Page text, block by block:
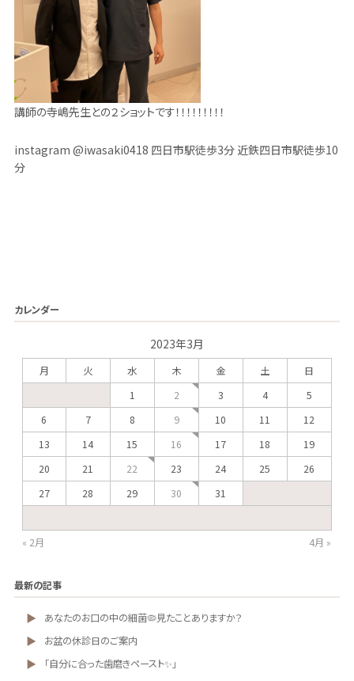
講師の寺嶋先生との２ショットです！！！！！！！！！
instagram @iwasaki0418 四日市駅徒歩3分 近鉄四日市駅徒歩10
分
カレンダー
2023年3月
月 火 水 木 金 土 日
« 2月 4月 »
1 2 3 4
5
6
7 8 9 10 11
12
13
14 15 16 17 18
19
20
21 22 23 24 25
26
27
28 29 30 31
最新の記事
あなたのお口の中の細菌🦠見たことありますか？
お盆の休診日のご案内
「自分に合った歯磨きペースト✨」